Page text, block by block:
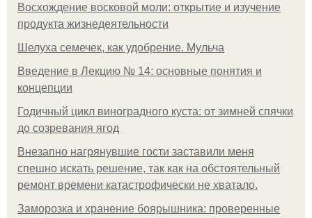
Восхождение восковой моли: открытие и изучение
продукта жизнедеятельности
Шелуха семечек, как удобрение. Мульча
Введение в Лекцию № 14: основные понятия и
концепции
Годичный цикл виноградного куста: от зимней спячки
до созревания ягод
Внезапно нагрянувшие гости заставили меня
спешно искать решение, так как на обстоятельный
ремонт времени катастрофически не хватало.
Заморозка и хранение боярышника: проверенные